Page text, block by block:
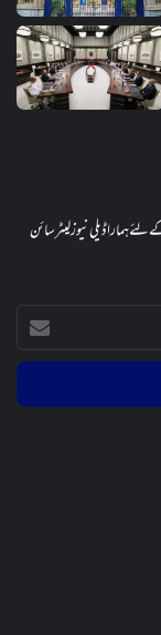
ہمارا ڈیلی نیوز لیٹر سائن